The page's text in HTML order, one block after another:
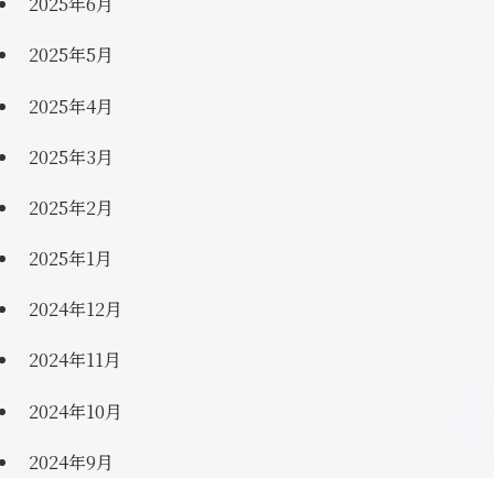
2025年5月
2025年4月
2025年3月
2025年2月
2025年1月
2024年12月
2024年11月
2024年10月
2024年9月